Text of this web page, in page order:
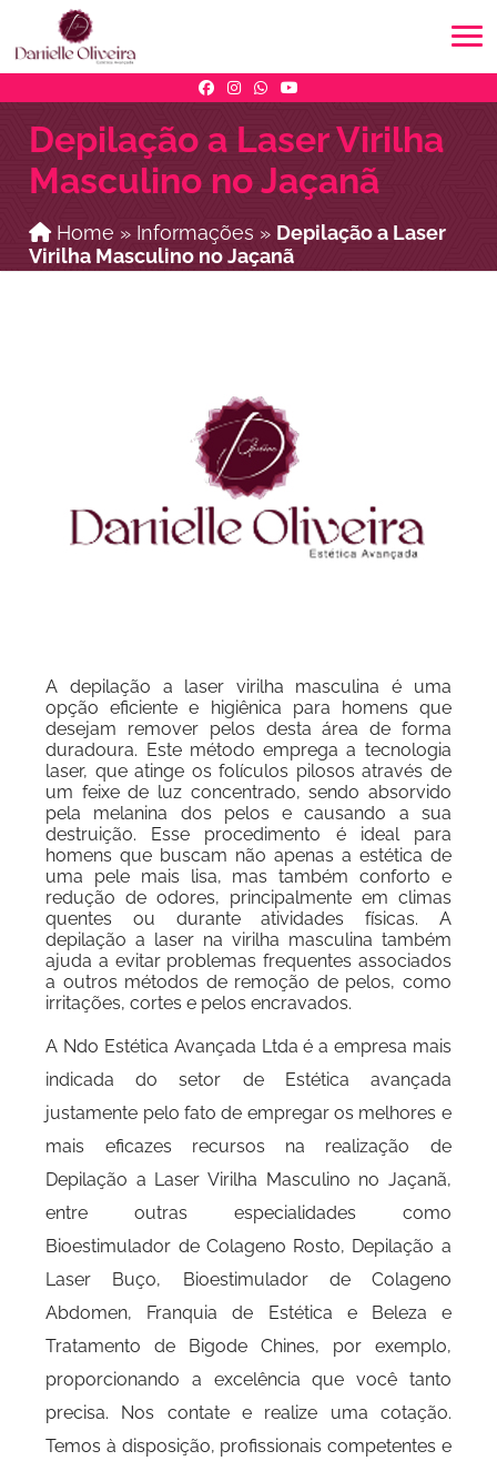
Depilação a Laser Virilha
Masculino no Jaçanã
Home » Informações » Depilação a Laser
Virilha Masculino no Jaçanã
A depilação a laser virilha masculina é uma
opção eficiente e higiênica para homens que
desejam remover pelos desta área de forma
duradoura. Este método emprega a tecnologia
laser, que atinge os folículos pilosos através de
um feixe de luz concentrado, sendo absorvido
pela melanina dos pelos e causando a sua
destruição. Esse procedimento é ideal para
homens que buscam não apenas a estética de
uma pele mais lisa, mas também conforto e
redução de odores, principalmente em climas
quentes ou durante atividades físicas. A
depilação a laser na virilha masculina também
ajuda a evitar problemas frequentes associados
a outros métodos de remoção de pelos, como
irritações, cortes e pelos encravados.
A Ndo Estética Avançada Ltda é a empresa mais
indicada do setor de Estética avançada
justamente pelo fato de empregar os melhores e
mais eficazes recursos na realização de
Depilação a Laser Virilha Masculino no Jaçanã,
entre outras especialidades como
Bioestimulador de Colageno Rosto, Depilação a
Laser Buço, Bioestimulador de Colageno
Abdomen, Franquia de Estética e Beleza e
Tratamento de Bigode Chines, por exemplo,
proporcionando a excelência que você tanto
precisa. Nos contate e realize uma cotação.
Temos à disposição, profissionais competentes e